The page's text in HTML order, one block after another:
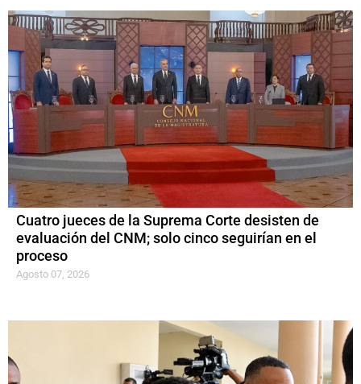
Cuatro jueces de la Suprema Corte desisten de
evaluación del CNM; solo cinco seguirían en el
proceso
Agosto 07, 2026